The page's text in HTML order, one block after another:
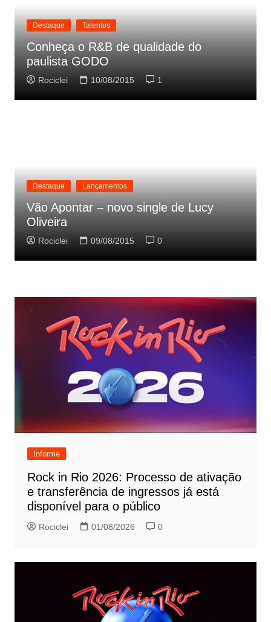
Destaque Talentos
Conheça o R&B de qualidade do
paulista GODO
Rociclei 10/08/2015 1
Destaque Lançamentos
Vão Apontar – novo single de Lucy
Oliveira
Rociclei 09/08/2015 0
Informe
Rock in Rio 2026: Processo de ativação
e transferência de ingressos já está
disponível para o público
Rociclei 01/08/2026 0